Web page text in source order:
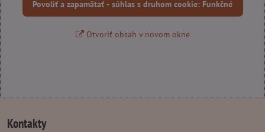
Povoliť a zapamätať - súhlas s druhom cookie: Funkčné
Otvoriť obsah v novom okne
Kontakty